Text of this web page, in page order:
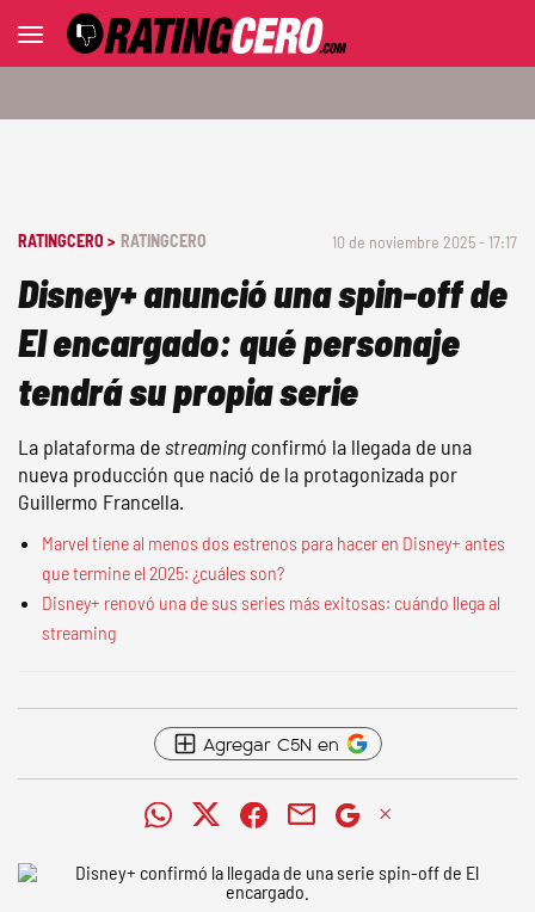
RATINGCERO > RATINGCERO 10 de noviembre 2025 - 17:17
Disney+ anunció una spin-off de
El encargado: qué personaje
tendrá su propia serie
La plataforma destreaming confirmó la llegada de una
nueva producción que nació de la protagonizada por
Guillermo Francella.
Marvel tiene al menos dos estrenos para hacer en Disney+ antes
que termine el 2025: ¿cuáles son?
Disney+ renovó una de sus series más exitosas: cuándo llega al
streaming
Agregar C5N en